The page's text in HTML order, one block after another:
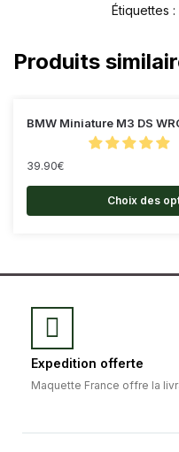
Étiquettes :
Produits
BMW Miniature M3 DS
39.90€
Choix des
Expedition offerte
Maquette France offre la